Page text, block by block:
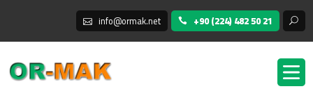
info@ormak.net +90 (224) 482 50 21